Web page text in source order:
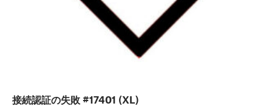
接続認証の失敗 #17401 (XL)